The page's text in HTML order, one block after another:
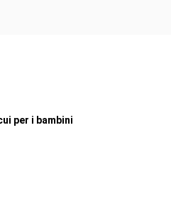
per i bambini